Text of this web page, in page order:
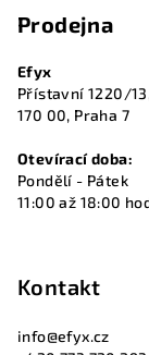
Prodejna
Efyx
Přístavní 1220/
170 00, Praha 7
Otevírací doba:
Pondělí - Pátek
11:00 až 18:00
Kontakt
info@efyx.cz